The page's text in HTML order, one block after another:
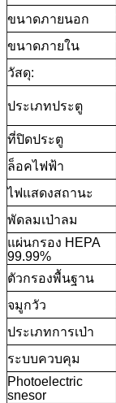
ขนาดภายนอก
ขนาดภายใน
วัสดุ:
ประเภทประตู
ที่ปิดประตู
ล็อคไฟฟ้า
ไฟแสดงสถานะ
พัดลมเป่าลม
แผ่นกรอง HEPA
99.99%
ตัวกรองพื้นฐาน
จมูกวัว
ประเภทการเป่า
ระบบควบคุม
Photoelectric
snesor